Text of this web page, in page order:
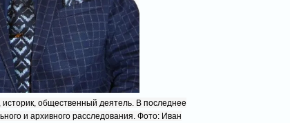
общественный деятель. В последнее
и архивного расследования. Фото: Иван